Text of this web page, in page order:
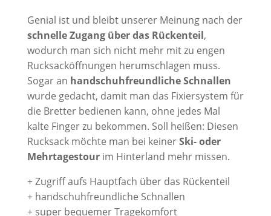
Genial ist und bleibt unserer Meinung nach der
schnelle Zugang über das Rückenteil,
wodurch man sich nicht mehr mit zu engen
Rucksacköffnungen herumschlagen muss.
Sogar an handschuhfreundliche Schnallen
wurde gedacht, damit man das Fixiersystem für
die Bretter bedienen kann, ohne jedes Mal
kalte Finger zu bekommen. Soll heißen: Diesen
Rucksack möchte man bei keinerSki- oder
Mehrtagestourim Hinterland mehr missen.
+ Zugriff aufs Hauptfach über das Rückenteil
+ handschuhfreundliche Schnallen
+ super bequemer Tragekomfort